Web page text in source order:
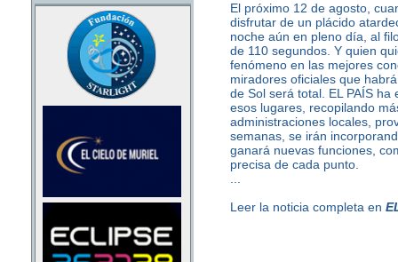
El próximo 12 de agosto,
disfrutar de un plácido
noche aún en pleno día, al
de 110 segundos. Y quien
fenómeno en las mejores
miradores oficiales que
de Sol será total. EL PAÍS
esos lugares, recopilando
administraciones locales,
semanas, se irán
ganará nuevas funciones,
precisa de cada punto.
Leer la noticia completa en